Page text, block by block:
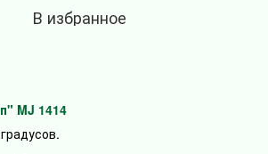
В избранное
MJ 1414